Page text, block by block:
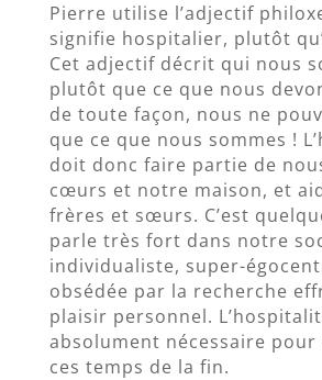
Pierre utilise l’adjectif
signifie hospitalier, plutôt
Cet adjectif décrit qui nous
plutôt que ce que nous
de toute façon, nous ne
que ce que nous sommes !
doit donc faire partie de
cœurs et notre maison, et
frères et sœurs. C’est
parle très fort dans notre
individualiste, super-
obsédée par la recherche
plaisir personnel.
absolument nécessaire
ces temps de la fin.